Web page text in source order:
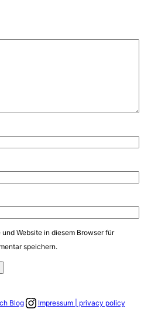
Website in diesem Browser für
speichern.
BlogLink zum Instagram Account
Impressum | privacy policy